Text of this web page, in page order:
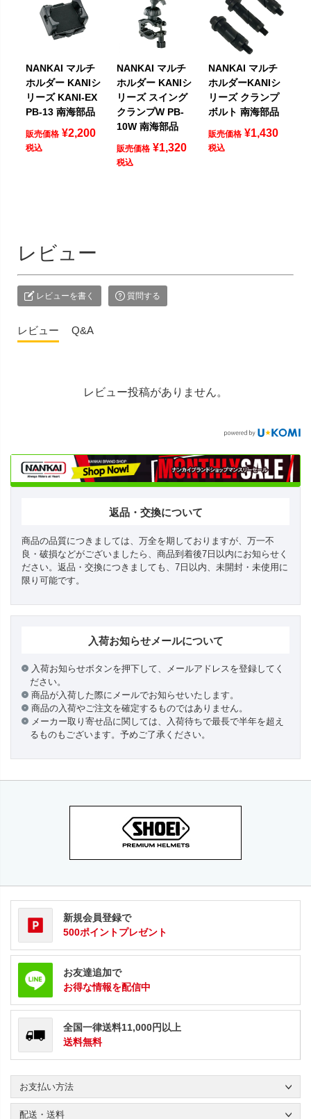
NANKAI マルチ
ホルダー KANIシ
リーズ KANI-EX
PB-13 南海部品
販売価格 ¥2,200
税込
NANKAI マルチ
ホルダー KANIシ
リーズ スイング
クランプW PB-
10W 南海部品
販売価格 ¥1,320
税込
NANKAI マルチ
ホルダーKANIシ
リーズ クランプ
ボルト 南海部品
販売価格 ¥1,430
税込
レビュー
レビューを書く 質問する
レビュー Q&A
レビュー投稿がありません。
返品・交換について
商品の品質につきましては、万全を期しておりますが、万一不
良・破損などがございましたら、商品到着後7日以内にお知らせく
ださい。返品・交換につきましても、7日以内、未開封・未使用に
限り可能です。
入荷お知らせメールについて
入荷お知らせボタンを押下して、メールアドレスを登録してく
ださい。
商品が入荷した際にメールでお知らせいたします。
商品の入荷やご注文を確定するものではありません。
メーカー取り寄せ品に関しては、入荷待ちで最長で半年を超え
るものもございます。予めご了承ください。
新規会員登録で
500ポイントプレゼント
お友達追加で
お得な情報を配信中
全国一律送料11,000円以上
送料無料
お支払い方法
配送・送料